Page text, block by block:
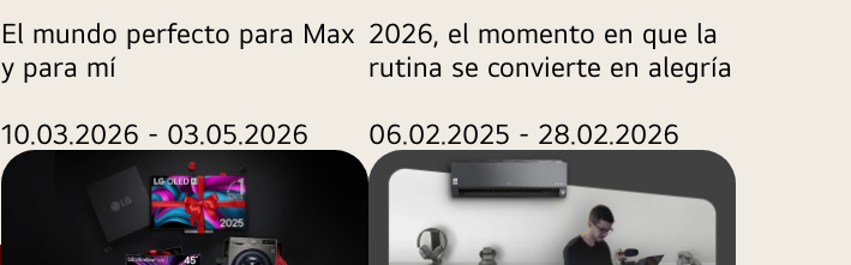
El mundo perfecto para Max
y para mí
10.03.2026 - 03.05.2026
2026, el momento en que la
rutina se convierte en alegría
06.02.2025 - 28.02.2026